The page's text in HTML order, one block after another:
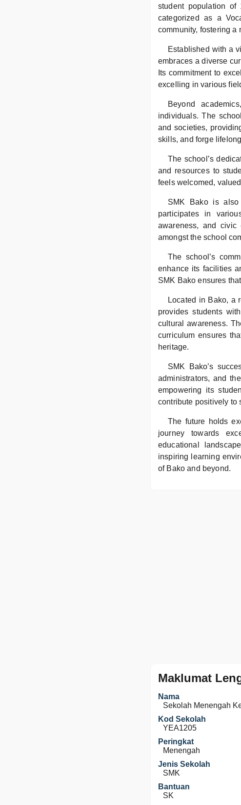
student population
categorized as a
community, fostering a
Established with a
embraces a diverse
Its commitment to
excelling in various
Beyond
individuals. The
and societies,
skills, and forge
The school’s
and resources to
feels welcomed,
SMK Bako is also
participates in
awareness, and civic
amongst the school
The school’s
enhance its facilities
SMK Bako ensures
Located in Bako, a
provides students
cultural awareness.
curriculum ensures
heritage.
SMK Bako’s
administrators, and
empowering its
contribute positively to
The future holds
journey towards
educational
inspiring learning
of Bako and beyond.
Maklumat
Nama
Sekolah Menengah
Kod Sekolah
YEA1205
Peringkat
Menengah
Jenis Sekolah
SMK
Bantuan
SK